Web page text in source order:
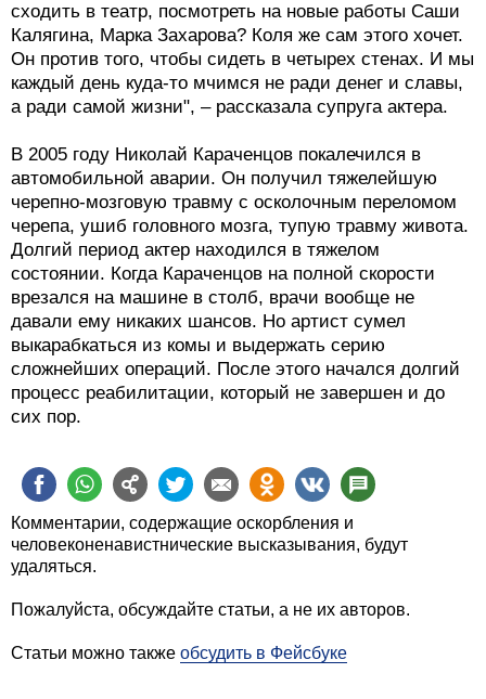
сходить в театр, посмотреть на новые работы Саши
Калягина, Марка Захарова? Коля же сам этого хочет.
Он против того, чтобы сидеть в четырех стенах. И мы
каждый день куда-то мчимся не ради денег и славы,
а ради самой жизни", – рассказала супруга актера.
В 2005 году Николай Караченцов покалечился в
автомобильной аварии. Он получил тяжелейшую
черепно-мозговую травму с осколочным переломом
черепа, ушиб головного мозга, тупую травму живота.
Долгий период актер находился в тяжелом
состоянии. Когда Караченцов на полной скорости
врезался на машине в столб, врачи вообще не
давали ему никаких шансов. Но артист сумел
выкарабкаться из комы и выдержать серию
сложнейших операций. После этого начался долгий
процесс реабилитации, который не завершен и до
сих пор.
Комментарии, содержащие оскорбления и
человеконенавистнические высказывания, будут
удаляться.
Пожалуйста, обсуждайте статьи, а не их авторов.
Статьи можно также обсудить в Фейсбуке